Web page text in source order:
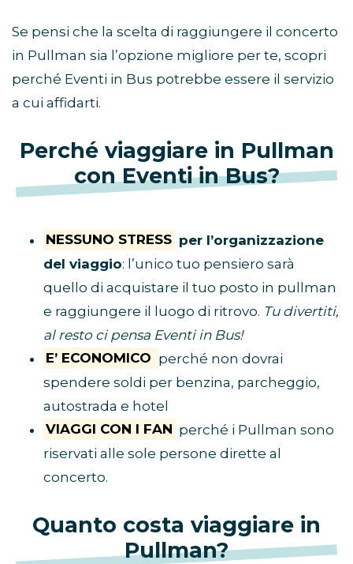
Se pensi che la scelta di raggiungere il concerto
in Pullman sia l’opzione migliore per te, scopri
perché Eventi in Bus potrebbe essere il servizio
a cui affidarti.
Perché viaggiare in Pullman
con Eventi in Bus?
NESSUNO STRESS per l’organizzazione
del viaggio: l’unico tuo pensiero sarà
quello di acquistare il tuo posto in pullman
e raggiungere il luogo di ritrovo. Tu divertiti,
al resto ci pensa Eventi in Bus!
E’ ECONOMICO perché non dovrai
spendere soldi per benzina, parcheggio,
autostrada e hotel
VIAGGI CON I FAN perché i Pullman sono
riservati alle sole persone dirette al
concerto.
Quanto costa viaggiare in
Pullman?